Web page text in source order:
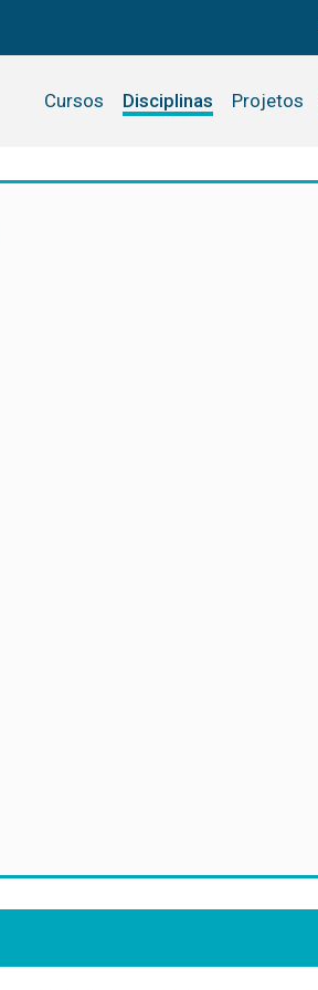
Cursos Disciplinas Projetos